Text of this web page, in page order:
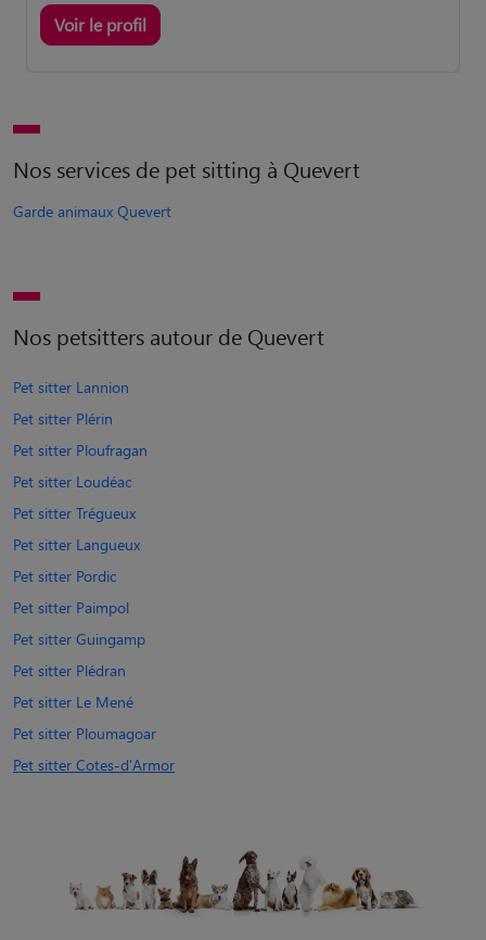
Voir le profil
Nos services de pet sitting à Quevert
Garde animaux Quevert
Nos petsitters autour de Quevert
Pet sitter Lannion
Pet sitter Plérin
Pet sitter Ploufragan
Pet sitter Loudéac
Pet sitter Trégueux
Pet sitter Langueux
Pet sitter Pordic
Pet sitter Paimpol
Pet sitter Guingamp
Pet sitter Plédran
Pet sitter Le Mené
Pet sitter Ploumagoar
Pet sitter Cotes-d'Armor